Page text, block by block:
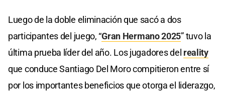
Luego de la doble eliminación que sacó a dos
participantes del juego, “Gran Hermano 2025” tuvo la
última prueba líder del año. Los jugadores del reality
que conduce Santiago Del Moro compitieron entre sí
por los importantes beneficios que otorga el liderazgo,